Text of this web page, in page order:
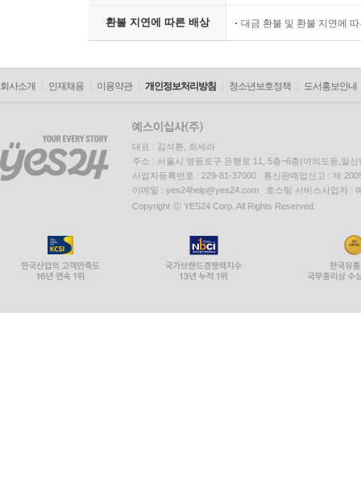
환불 지연에 따른 배상 대금 환불 및 환불 지연에
회사소개 인재채용 이용약관 개인정보처리방침 청소년보호정책 도서홍보안내
대표 : 김석환, 최세라
주소 : 서울시 영등포구 은행로 11, 5층~6층(여의도동,일신
사업자등록번호 : 229-81-37000 통신판매업신고 : 제
이메일 : yes24help@yes24.com 호스팅 서비스사업자 :
Copyright ⓒ YES24 Corp. All Rights Reserved.